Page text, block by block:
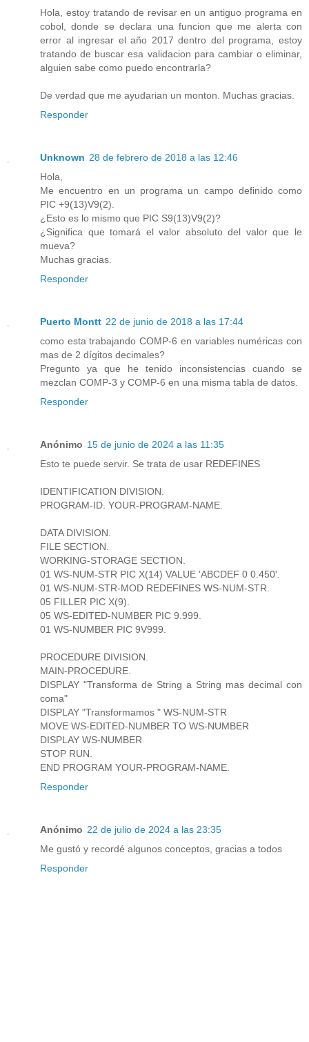
Hola, estoy tratando de revisar en un antiguo programa en
cobol, donde se declara una funcion que me alerta con
error al ingresar el año 2017 dentro del programa, estoy
tratando de buscar esa validacion para cambiar o eliminar,
alguien sabe como puedo encontrarla?
De verdad que me ayudarian un monton. Muchas gracias.
Responder
Unknown 28 de febrero de 2018 a las 12:46
Hola,
Me encuentro en un programa un campo definido como
PIC +9(13)V9(2).
¿Esto es lo mismo que PIC S9(13)V9(2)?
¿Significa que tomará el valor absoluto del valor que le
mueva?
Muchas gracias.
Responder
Puerto Montt 22 de junio de 2018 a las 17:44
como esta trabajando COMP-6 en variables numéricas con
mas de 2 dígitos decimales?
Pregunto ya que he tenido inconsistencias cuando se
mezclan COMP-3 y COMP-6 en una misma tabla de datos.
Responder
Anónimo 15 de junio de 2024 a las 11:35
Esto te puede servir. Se trata de usar REDEFINES
IDENTIFICATION DIVISION.
PROGRAM-ID. YOUR-PROGRAM-NAME.
DATA DIVISION.
FILE SECTION.
WORKING-STORAGE SECTION.
01 WS-NUM-STR PIC X(14) VALUE 'ABCDEF 0 0.450'.
01 WS-NUM-STR-MOD REDEFINES WS-NUM-STR.
05 FILLER PIC X(9).
05 WS-EDITED-NUMBER PIC 9.999.
01 WS-NUMBER PIC 9V999.
PROCEDURE DIVISION.
MAIN-PROCEDURE.
DISPLAY "Transforma de String a String mas decimal con
coma"
DISPLAY "Transformamos " WS-NUM-STR
MOVE WS-EDITED-NUMBER TO WS-NUMBER
DISPLAY WS-NUMBER
STOP RUN.
END PROGRAM YOUR-PROGRAM-NAME.
Responder
Anónimo 22 de julio de 2024 a las 23:35
Me gustó y recordé algunos conceptos, gracias a todos
Responder